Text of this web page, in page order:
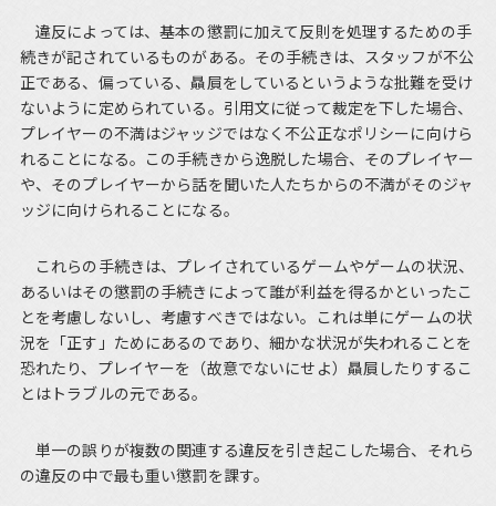
違反によっては、基本の懲罰に加えて反則を処理するための手
続きが記されているものがある。その手続きは、スタッフが不公
正である、偏っている、贔屓をしているというような批難を受け
ないように定められている。引用文に従って裁定を下した場合、
プレイヤーの不満はジャッジではなく不公正なポリシーに向けら
れることになる。この手続きから逸脱した場合、そのプレイヤー
や、そのプレイヤーから話を聞いた人たちからの不満がそのジャ
ッジに向けられることになる。
これらの手続きは、プレイされているゲームやゲームの状況、
あるいはその懲罰の手続きによって誰が利益を得るかといったこ
とを考慮しないし、考慮すべきではない。これは単にゲームの状
況を「正す」ためにあるのであり、細かな状況が失われることを
恐れたり、プレイヤーを（故意でないにせよ）贔屓したりするこ
とはトラブルの元である。
単一の誤りが複数の関連する違反を引き起こした場合、それら
の違反の中で最も重い懲罰を課す。